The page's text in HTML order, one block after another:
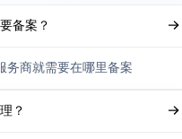
备案？
务商就需要在哪里备案
？